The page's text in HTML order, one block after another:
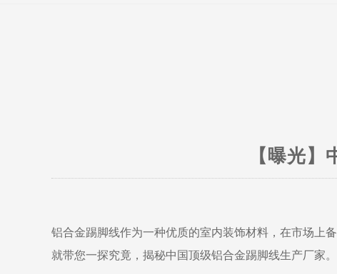
【曝光
铝合金踢脚线作为一种优质的室内装饰材料，在市场上
就带您一探究竟，揭秘中国顶级铝合金踢脚线生产厂家。